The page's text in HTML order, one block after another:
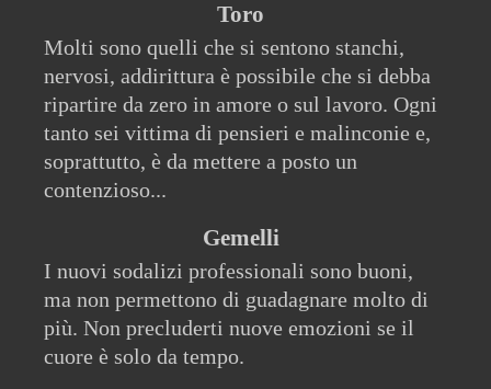
Toro
Molti sono quelli che si sentono stanchi,
nervosi, addirittura è possibile che si debba
ripartire da zero in amore o sul lavoro. Ogni
tanto sei vittima di pensieri e malinconie e,
soprattutto, è da mettere a posto un
contenzioso...
Gemelli
I nuovi sodalizi professionali sono buoni,
ma non permettono di guadagnare molto di
più. Non precluderti nuove emozioni se il
cuore è solo da tempo.